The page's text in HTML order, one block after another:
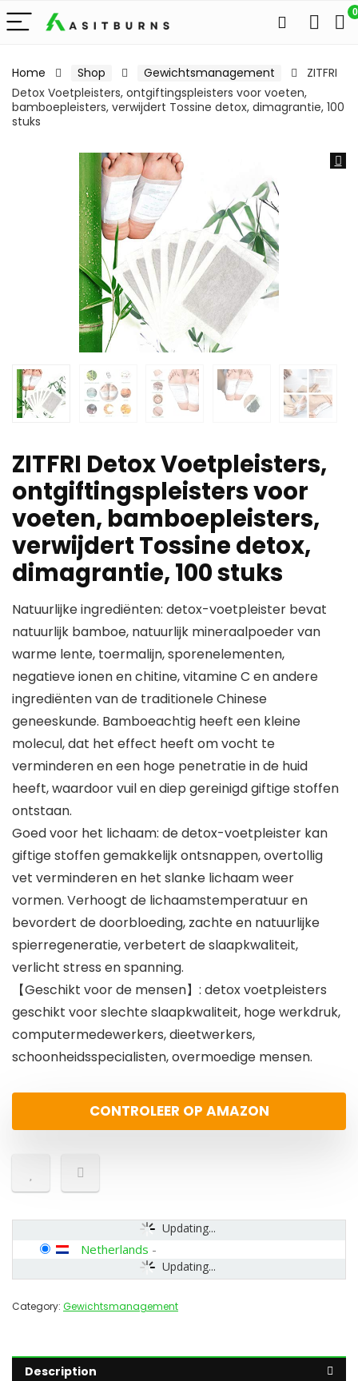
0
Home Shop Gewichtsmanagement
ZITFRI
Detox Voetpleisters, ontgiftingspleisters voor voeten,
bamboepleisters, verwijdert Tossine detox, dimagrantie, 100
stuks
ZITFRI Detox Voetpleisters,
ontgiftingspleisters voor
voeten, bamboepleisters,
verwijdert Tossine detox,
dimagrantie, 100 stuks
Natuurlijke ingrediënten: detox-voetpleister bevat
natuurlijk bamboe, natuurlijk mineraalpoeder van
warme lente, toermalijn, sporenelementen,
negatieve ionen en chitine, vitamine C en andere
ingrediënten van de traditionele Chinese
geneeskunde. Bamboeachtig heeft een kleine
molecul, dat het effect heeft om vocht te
verminderen en een hoge penetratie in de huid
heeft, waardoor vuil en diep gereinigd giftige stoffen
ontstaan.
Goed voor het lichaam: de detox-voetpleister kan
giftige stoffen gemakkelijk ontsnappen, overtollig
vet verminderen en het slanke lichaam weer
vormen. Verhoogt de lichaamstemperatuur en
bevordert de doorbloeding, zachte en natuurlijke
spierregeneratie, verbetert de slaapkwaliteit,
verlicht stress en spanning.
【Geschikt voor de mensen】: detox voetpleisters
geschikt voor slechte slaapkwaliteit, hoge werkdruk,
computermedewerkers, dieetwerkers,
schoonheidsspecialisten, overmoedige mensen.
CONTROLEER OP AMAZON
Updating...
Updating...
Netherlands -
Category: Gewichtsmanagement
Description